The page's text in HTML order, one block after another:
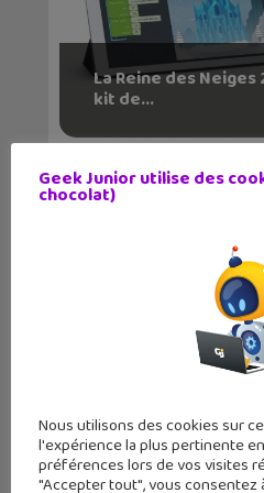
La Reine des Neiges
kit de...
Geek Junior utilise des
chocolat)
Nous utilisons des cookies sur
l'expérience la plus pertinente
préférences lors de vos visites
"Accepter tout", vous consentez